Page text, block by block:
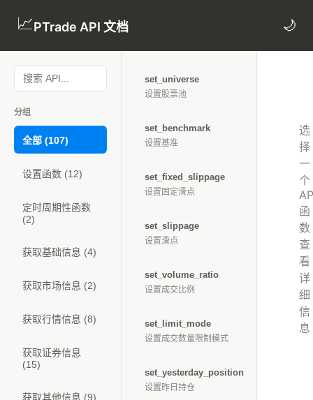
📈PTrade API 文档 🌙
分组
全部 (107)
设置函数 (12)
定时周期性函数
(2)
获取基础信息 (4)
获取市场信息 (2)
获取行情信息 (8)
获取证券信息
(15)
获取其他信息 (9)
set_universe
设置股票池
set_benchmark
设置基准
set_fixed_slippage
设置固定滑点
set_slippage
设置滑点
set_volume_ratio
设置成交比例
set_limit_mode
设置成交数量限制模式
set_yesterday_position
设置昨日持仓
选
择
一
个
函
数
查
看
详
细
信
息